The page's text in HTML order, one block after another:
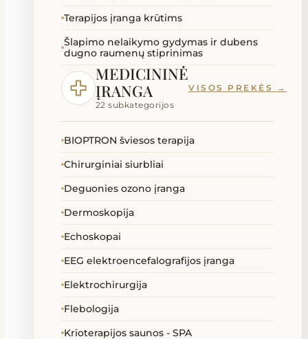
Terapijos įranga krūtims
Šlapimo nelaikymo gydymas ir dubens
dugno raumenų stiprinimas
MEDICININĖ
ĮRANGA
22 subkategorijos
VISOS PREKĖS →
BIOPTRON šviesos terapija
Chirurginiai siurbliai
Deguonies ozono įranga
Dermoskopija
Echoskopai
EEG elektroencefalografijos įranga
Elektrochirurgija
Flebologija
Krioterapijos saunos - SPA